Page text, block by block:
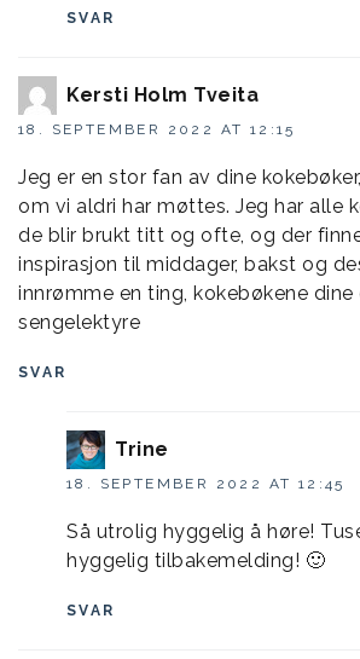
SVAR
Kersti Holm Tveita
18. SEPTEMBER 2022 AT 12:15
Jeg er en stor fan av dine
om vi aldri har møttes. Jeg har alle
de blir brukt titt og ofte, og der
inspirasjon til middager, bakst og
innrømme en ting, kokebøkene
sengelektyre
SVAR
Trine
18. SEPTEMBER 2022 AT 12:45
Så utrolig hyggelig å høre!
hyggelig tilbakemelding! 🙂
SVAR